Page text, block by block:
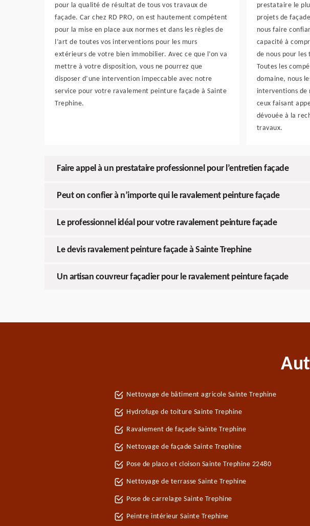
pour la qualité de résultat de tous vos travaux de
façade. Car chez RD PRO, on est hautement compétent
pour la mise en place aux normes et dans les règles de
l’art de toutes vos interventions pour les murs
extérieurs de votre bien immobilier. Avec ce que l’on va
mettre à votre disposition, vous ne pourrez que
disposer d’une intervention impeccable avec notre
service pour votre ravalement peinture façade à Sainte
Trephine.
prestataire le
projets de
nous faire
capacité à
de nous pour
Toutes les
domaine, nous
interventions de
ceux faisant
dévouée à la
travaux.
Faire appel à un prestataire professionnel pour l’entretien façade
Peut on confier à n’importe qui le ravalement peinture façade
Le professionnel idéal pour votre ravalement peinture façade
Le devis ravalement peinture façade à Sainte Trephine
Un artisan couvreur façadier pour le ravalement peinture façade
Nettoyage de bâtiment agricole Sainte Trephine
Hydrofuge de toiture Sainte Trephine
Ravalement de façade Sainte Trephine
Nettoyage de façade Sainte Trephine
Pose de placo et cloison Sainte Trephine 22480
Nettoyage de terrasse Sainte Trephine
Pose de carrelage Sainte Trephine
Peintre intérieur Sainte Trephine